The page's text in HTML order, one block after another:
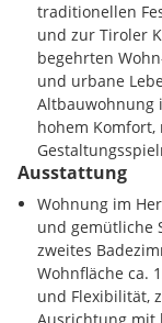
traditionellen
und zur Tiroler
begehrten
und urbane
Altbauwohnung
hohem
Ausstattung
Wohnung im
und gemütliche
zweites
Wohnfläche ca.
und Flexibilität,